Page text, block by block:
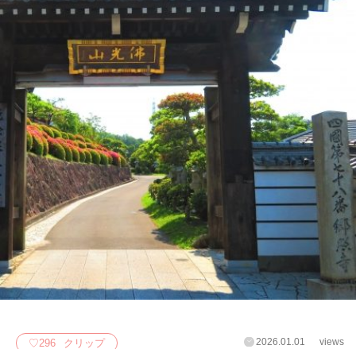
♡296 クリップ 2026.01.01 views